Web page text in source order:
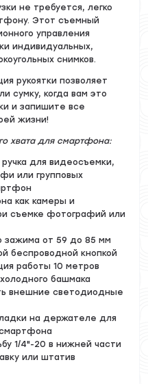
не требуется, легко
Этот съемный
управления
индивидуальных,
снимков.
рукоятки позволяет
сумку, когда вам это
и запишите все
жизни!
хвата для смартфона:
для видеосъемки,
или групповых
как камеры и
съемке фотографий или
зажима от 59 до 85 мм
беспроводной кнопкой
работы 10 метров
башмака
внешние светодиодные
на держателе для
1/4"-20 в нижней части
или штатив